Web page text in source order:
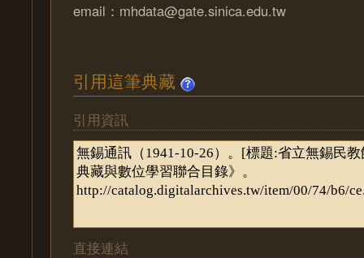
email：mhdata@gate.sinica.edu.tw
引用這筆典藏
引用資訊
直接連結